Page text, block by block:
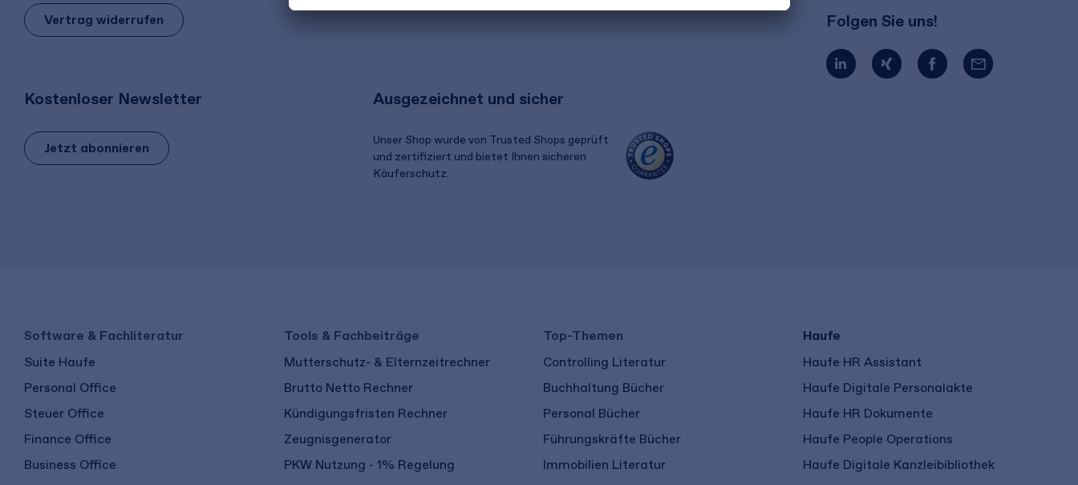
Vertrag widerrufen
Kostenloser Newsletter
Jetzt abonnieren
Ausgezeichnet und sicher
Unser Shop wurde von Trusted Shops geprüft
und zertifiziert und bietet Ihnen sicheren
Käuferschutz.
Folgen Sie uns!
Software & Fachliteratur
Suite Haufe
Personal Office
Steuer Office
Finance Office
Business Office
Tools & Fachbeiträge
Mutterschutz- & Elternzeitrechner
Brutto Netto Rechner
Kündigungsfristen Rechner
Zeugnisgenerator
PKW Nutzung - 1% Regelung
Top-Themen
Controlling Literatur
Buchhaltung Bücher
Personal Bücher
Führungskräfte Bücher
Immobilien Literatur
Haufe
Haufe HR Assistant
Haufe Digitale Personalakte
Haufe HR Dokumente
Haufe People Operations
Haufe Digitale Kanzleibibliothek